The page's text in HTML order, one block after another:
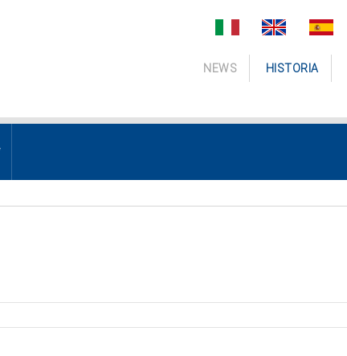
NEWS HISTORIA